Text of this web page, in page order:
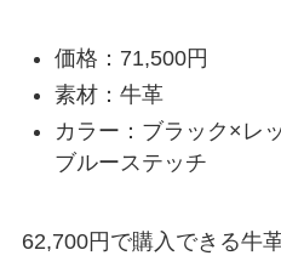
価格：71,500円
素材：牛革
カラー：ブラック×レ
ブルーステッチ
62,700円で購入できる牛